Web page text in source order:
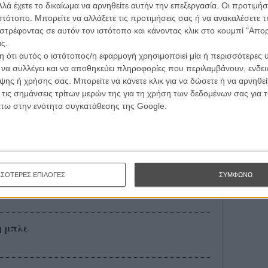
έχετε το δικαίωμα να αρνηθείτε αυτήν την επεξεργασία. Οι
Μπορείτε να αλλάξετε τις προτιμήσεις σας ή να ανακαλέσετε
σε αυτόν τον ιστότοπο και κάνοντας κλικ στο κουμπί
αυτός ο ιστότοπος/η εφαρμογή χρησιμοποιεί μία ή περισσότερες
να συλλέγει και να αποθηκεύει πληροφορίες που περιλαμβάνουν,
ή χρήσης σας. Μπορείτε να κάνετε κλικ για να δώσετε ή να
σημάνσεις τρίτων μερών της για τη χρήση των δεδομένων σας
στην ενότητα συγκατάθεσης της Google.
ΕΠΙΛΟΓΕΣ ΣΥΜΦΩΝΩ
Γουίνσλετ και... ξαναπιάνει τη Ρέιτσελ
ΝτιΚάπριο. Αυτό θα είναι το
απονομής
έχει τις πρώτες, επίσημες φωτογραφίες
είναι έτοιμο - για τα Οσκαρ
μπλε